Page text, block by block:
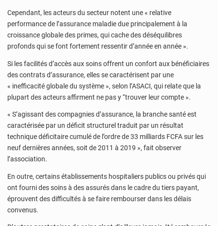
Cependant, les acteurs du secteur notent une « relative
performance de l’assurance maladie due principalement à la
croissance globale des primes, qui cache des déséquilibres
profonds qui se font fortement ressentir d’année en année ».
Si les facilités d’accès aux soins offrent un confort aux bénéficiaires
des contrats d’assurance, elles se caractérisent par une
« inefficacité globale du système », selon l’ASACI, qui relate que la
plupart des acteurs affirment ne pas y ‘‘trouver leur compte ».
« S’agissant des compagnies d’assurance, la branche santé est
caractérisée par un déficit structurel traduit par un résultat
technique déficitaire cumulé de l’ordre de 33 milliards FCFA sur les
neuf dernières années, soit de 2011 à 2019 », fait observer
l’association.
En outre, certains établissements hospitaliers publics ou privés qui
ont fourni des soins à des assurés dans le cadre du tiers payant,
éprouvent des difficultés à se faire rembourser dans les délais
convenus.